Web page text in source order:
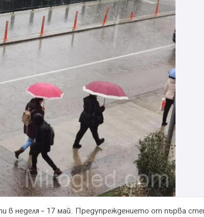
в неделя – 17 май. Предупреждението от първа